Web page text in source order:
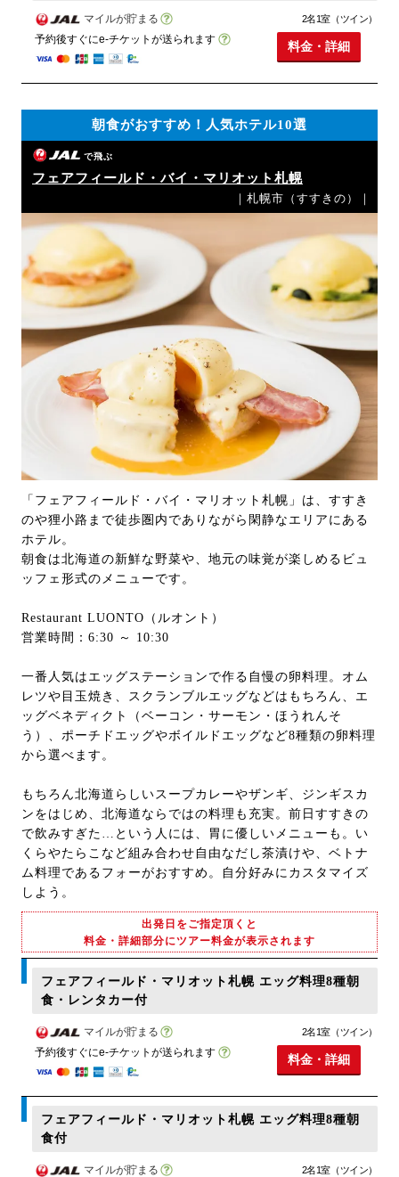
マイルが貯まる
予約後すぐにe-チケットが送られます
2名1室（ツイン）
料金・詳細
朝食がおすすめ！人気ホテル10選
で飛ぶ
フェアフィールド・バイ・マリオット札幌
｜札幌市（すすきの）｜
「フェアフィールド・バイ・マリオット札幌」は、すすき
のや狸小路まで徒歩圏内でありながら閑静なエリアにある
ホテル。
朝食は北海道の新鮮な野菜や、地元の味覚が楽しめるビュ
ッフェ形式のメニューです。
Restaurant LUONTO（ルオント）
営業時間：6:30 ～ 10:30
一番人気はエッグステーションで作る自慢の卵料理。オム
レツや目玉焼き、スクランブルエッグなどはもちろん、エ
ッグベネディクト（ベーコン・サーモン・ほうれんそ
う）、ポーチドエッグやボイルドエッグなど8種類の卵料理
から選べます。
もちろん北海道らしいスープカレーやザンギ、ジンギスカ
ンをはじめ、北海道ならではの料理も充実。前日すすきの
で飲みすぎた…という人には、胃に優しいメニューも。い
くらやたらこなど組み合わせ自由なだし茶漬けや、ベトナ
ム料理であるフォーがおすすめ。自分好みにカスタマイズ
しよう。
出発日をご指定頂くと
料金・詳細部分にツアー料金が表示されます
フェアフィールド・マリオット札幌 エッグ料理8種朝
食・レンタカー付
マイルが貯まる
予約後すぐにe-チケットが送られます
2名1室（ツイン）
料金・詳細
フェアフィールド・マリオット札幌 エッグ料理8種朝
食付
マイルが貯まる
2名1室（ツイン）